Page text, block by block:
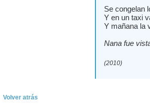
Se congelan
Y en un taxi
Y mañana la
Nana fue
(2010)
Volver atrás